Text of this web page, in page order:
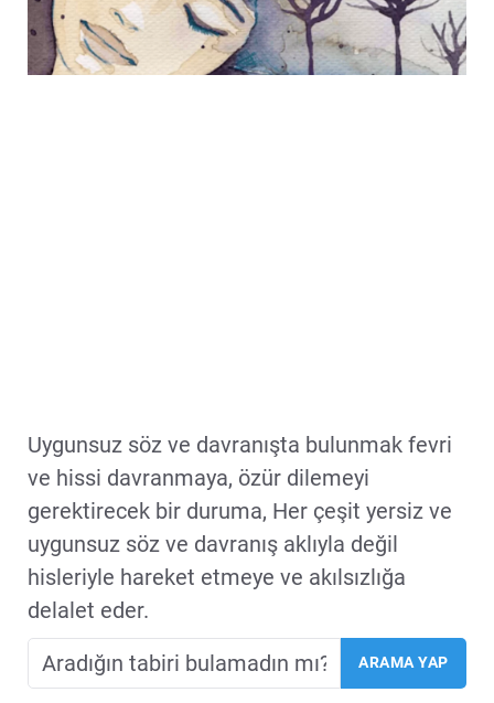
Uygunsuz söz ve davranışta bulunmak fevri
ve hissi davranmaya, özür dilemeyi
gerektirecek bir duruma, Her çeşit yersiz ve
uygunsuz söz ve davranış aklıyla değil
hisleriyle hareket etmeye ve akılsızlığa
delalet eder.